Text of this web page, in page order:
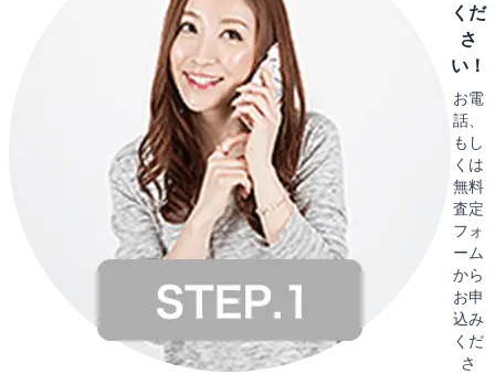
くだ
さ
い！
お電
話、
もし
くは
無料
査定
フォ
ーム
から
お申
込み
くだ
さ